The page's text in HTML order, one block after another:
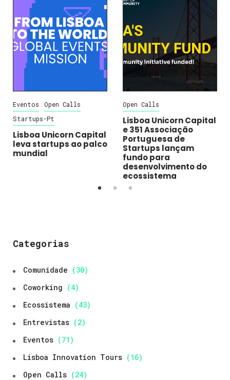
Eventos
Open Calls
Startups-Pt
Lisboa Unicorn Capital
leva startups ao palco
mundial
Open Calls
Lisboa Unicorn Capital
e 351 Associação
Portuguesa de
Startups lançam
fundo para
desenvolvimento do
ecossistema
Categorias
Comunidade (30)
Coworking (4)
Ecossistema (43)
Entrevistas (2)
Eventos (71)
Lisboa Innovation Tours (16)
Open Calls (24)